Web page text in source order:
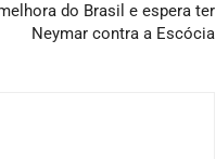
do Brasil e espera ter
Neymar contra a Escócia